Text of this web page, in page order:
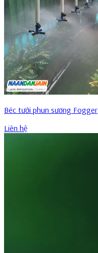
Béc tưới phun sương Fogger
Liên hệ